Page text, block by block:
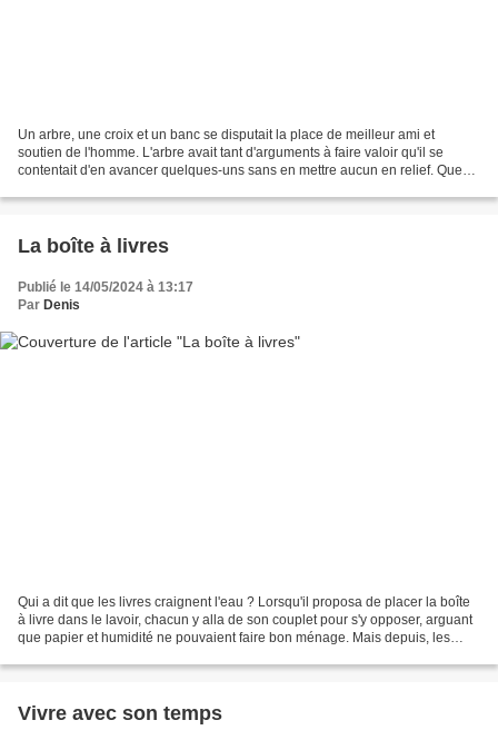
Un arbre, une croix et un banc se disputait la place de meilleur ami et
soutien de l'homme. L'arbre avait tant d'arguments à faire valoir qu'il se
contentait d'en avancer quelques-uns sans en mettre aucun en relief. Que
La boîte à livres
Publié le 14/05/2024 à 13:17
Par Denis
Qui a dit que les livres craignent l'eau ? Lorsqu'il proposa de placer la boîte
à livre dans le lavoir, chacun y alla de son couplet pour s'y opposer, arguant
que papier et humidité ne pouvaient faire bon ménage. Mais depuis, les
Vivre avec son temps